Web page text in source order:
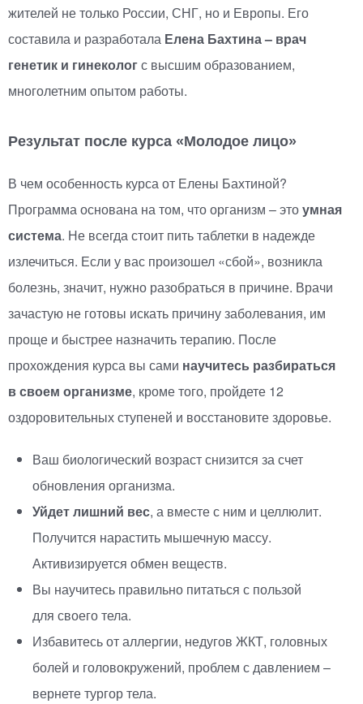
жителей не только России, СНГ, но и Европы. Его
составила и разработала Елена Бахтина – врач
генетик и гинекологс высшим образованием,
многолетним опытом работы.
Результат после курса «Молодое лицо»
В чем особенность курса от Елены Бахтиной?
Программа основана на том, что организм – этоумная
система. Не всегда стоит пить таблетки в надежде
излечиться. Если у вас произошел «сбой», возникла
болезнь, значит, нужно разобраться в причине. Врачи
зачастую не готовы искать причину заболевания, им
проще и быстрее назначить терапию. После
прохождения курса вы сами научитесь разбираться
в своем организме, кроме того, пройдете 12
оздоровительных ступеней и восстановите здоровье.
Ваш биологический возраст снизится за счет
обновления организма.
Уйдет лишний вес, а вместе с ним и целлюлит.
Получится нарастить мышечную массу.
Активизируется обмен веществ.
Вы научитесь правильно питаться с пользой
для своего тела.
Избавитесь от аллергии, недугов ЖКТ, головных
болей и головокружений, проблем с давлением –
вернете тургор тела.